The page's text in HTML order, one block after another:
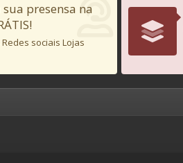
sua presensa na
sociais Lojas